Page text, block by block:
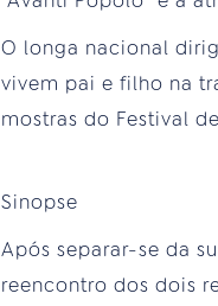
O longa nacional
vivem pai e filho na
mostras do Festival
Sinopse
Após separar-se da
reencontro dos dois